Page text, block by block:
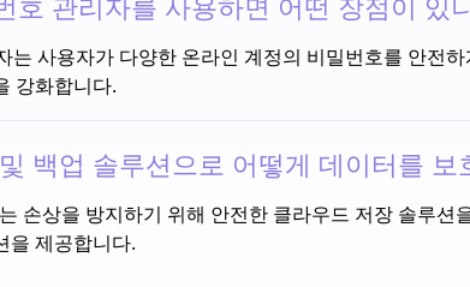
호 관리자를 사용하면 어떤 장점이 있
는 사용자가 다양한 온라인 계정의 비밀번호를 안전
강화합니다.
백업 솔루션으로 어떻게 데이터를 보
손상을 방지하기 위해 안전한 클라우드 저장 솔루
을 제공합니다.